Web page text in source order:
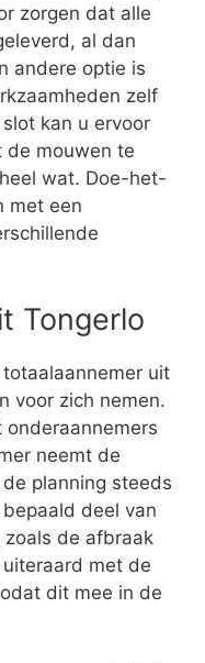
zorgen dat alle
al dan
andere optie is
zelf
kan u ervoor
de mouwen te
wat. Doe-het-
met een
Tongerlo
uit
voor zich nemen.
neemt de
planning steeds
deel van
de afbraak
met de
dit mee in de